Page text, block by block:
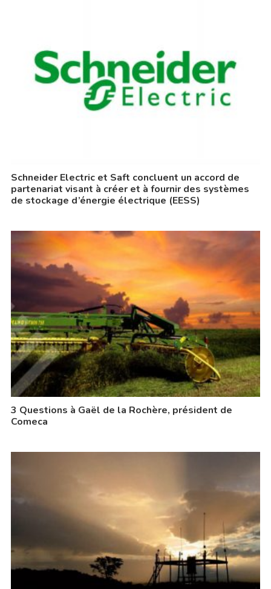
Schneider Electric et Saft concluent un accord de
partenariat visant à créer et à fournir des systèmes
de stockage d’énergie électrique (EESS)
3 Questions à Gaël de la Rochère, président de
Comeca